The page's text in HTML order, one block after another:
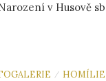
v Husově
/ HOMÍLIE